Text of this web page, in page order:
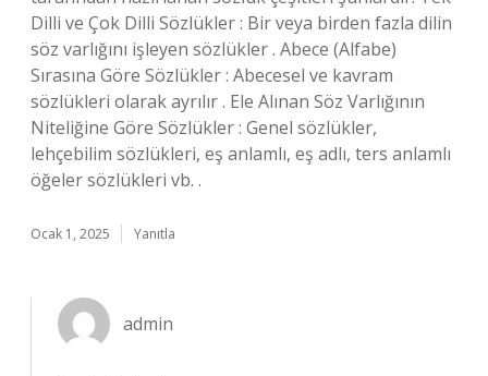
Dilli ve Çok Dilli Sözlükler : Bir veya birden fazla dilin
söz varlığını işleyen sözlükler . Abece (Alfabe)
Sırasına Göre Sözlükler : Abecesel ve kavram
sözlükleri olarak ayrılır . Ele Alınan Söz Varlığının
Niteliğine Göre Sözlükler : Genel sözlükler,
lehçebilim sözlükleri, eş anlamlı, eş adlı, ters anlamlı
öğeler sözlükleri vb. .
Ocak 1, 2025 Yanıtla
admin